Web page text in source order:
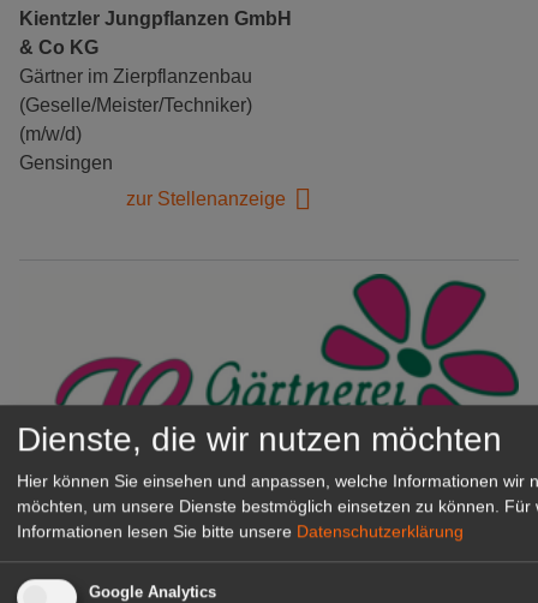
Kientzler Jungpflanzen GmbH
& Co KG
Gärtner im Zierpflanzenbau
(Geselle/Meister/Techniker)
(m/w/d)
Gensingen
zur Stellenanzeige
Gärtnerei Hanns
Mitarbeiter (m/w/d) für unsere
Logistikhalle
Dienste, die wir nutzen möchten
Hier können Sie einsehen und anpassen, welche Informationen wir
möchten, um unsere Dienste bestmöglich einsetzen zu können.
Für
Informationen lesen Sie bitte unsere Datenschutzerklärung
Google Analytics